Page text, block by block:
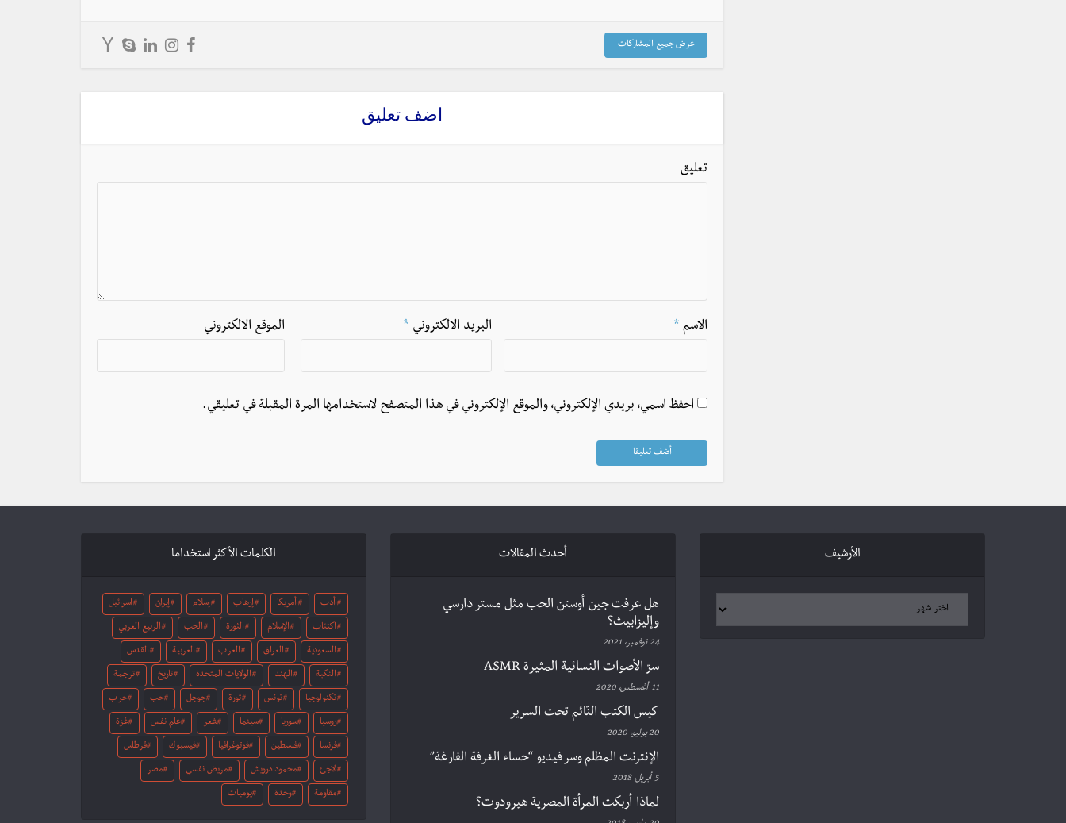
عرض جميع المشاركات
اضف تعليق
تعليق
الاسم * البريد الالكتروني * الموقع الالكتروني
احفظ اسمي، بريدي الإلكتروني، والموقع الإلكتروني في هذا المتصفح لاستخدامها المرة المقبلة في تعليقي.
الكلمات الأكثر استخداما
أدب أمريكا إرهاب إسلام إيران اسرائيل
اكتئاب الإسلام الثورة الحب الربيع العربي
السعودية العراق العرب العربية القدس
النكبة الهند الولايات المتحدة تاريخ ترجمة
تكنولوجيا تونس ثورة جوجل حب حرب
روسيا سوريا سينما شعر علم نفس غزة
فرنسا فلسطين فوتوغرافيا فيسبوك قرطاس
لاجئ محمود درويش مريض نفسي مصر
مقاومة وحدة يوميات
أحدث المقالات
هل عرفت جين أوستن الحب مثل مستر دارسي
وإليزابيث؟
24 نوفمبر، 2021
سرّ الأصوات النسائية المثيرة ASMR
11 أغسطس، 2020
كيس الكتب النّائم تحت السرير
20 يوليو، 2020
الإنترنت المظلم وسر فيديو “حساء الغرفة الفارغة”
5 أبريل، 2018
لماذا أربكت المرأة المصرية هيرودوت؟
الأرشيف